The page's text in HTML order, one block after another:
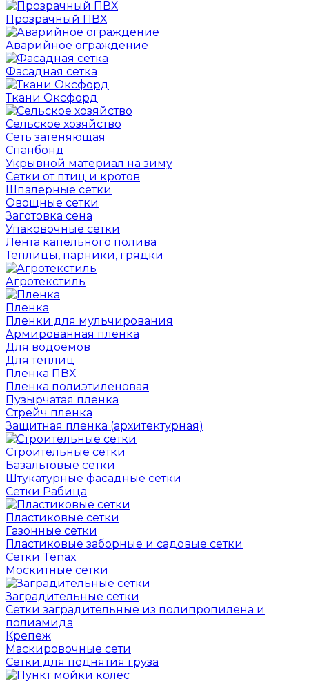
Прозрачный ПВХ
Аварийное ограждение
Фасадная сетка
Ткани Оксфорд
Сельское хозяйство
Сеть затеняющая
Спанбонд
Укрывной материал на зиму
Сетки от птиц и кротов
Шпалерные сетки
Овощные сетки
Заготовка сена
Упаковочные сетки
Лента капельного полива
Теплицы, парники, грядки
Агротекстиль
Пленка
Пленки для мульчирования
Армированная пленка
Для водоемов
Для теплиц
Пленка ПВХ
Пленка полиэтиленовая
Пузырчатая пленка
Cтрейч пленка
Защитная пленка (архитектурная)
Строительные сетки
Базальтовые сетки
Штукатурные фасадные сетки
Сетки Рабица
Пластиковые сетки
Газонные сетки
Пластиковые заборные и садовые сетки
Сетки Tenax
Москитные сетки
Заградительные сетки
Сетки заградительные из полипропилена и
полиамида
Крепеж
Маскировочные сети
Сетки для поднятия груза